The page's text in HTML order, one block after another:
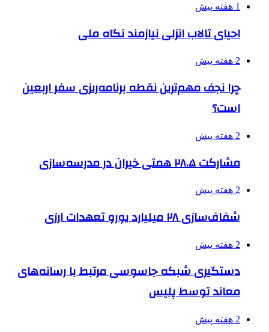
1 هفته پیش
احیای تالاب انزلی نیازمند نگاه ملی
2 هفته پیش
چرا نجف مهم‌ترین نقطه برنامه‌ریزی سفر اربعین
است؟
2 هفته پیش
مشارکت ۲۸.۵ همتی خیران در مدرسه‌سازی
2 هفته پیش
شفاف‌سازی ۲۸ میلیارد یورو تعهدات ارزی
2 هفته پیش
دستگیری شبکه جاسوسی مرتبط با رسانه‌های
معاند توسط پلیس
2 هفته پیش